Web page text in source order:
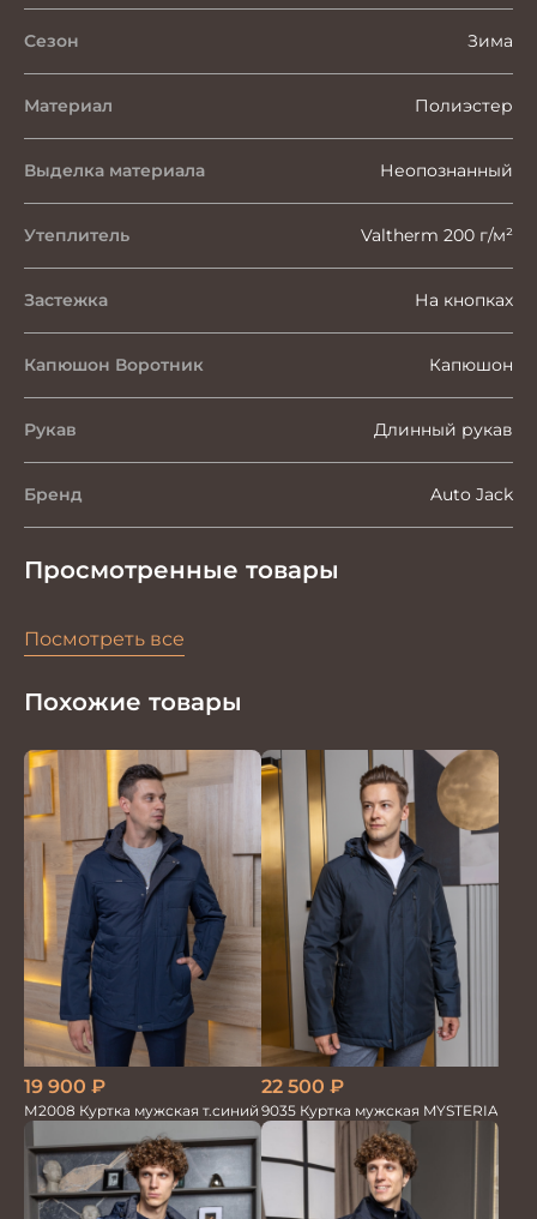
Сезон Зима
Материал Полиэстер
Выделка материала Неопознанный
Утеплитель Valtherm 200 г/м²
Застежка На кнопках
Капюшон Воротник Капюшон
Рукав Длинный рукав
Бренд Auto Jack
Просмотренные товары
Посмотреть все
Похожие товары
19 900 ₽
М2008 Куртка мужская т.синий
22 500 ₽
9035 Куртка мужская MYSTERIA